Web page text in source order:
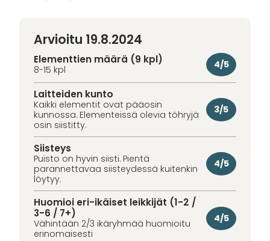
Arvioitu 19.8.2024
Elementtien määrä (9 kpl)
8-15 kpl 4/5
Laitteiden kunto
Kaikki elementit ovat pääosin
kunnossa. Elementeissä olevia töhryjä
osin siistitty.
3/5
Siisteys
Puisto on hyvin siisti. Pientä
parannettavaa siisteydessä kuitenkin
löytyy.
4/5
Huomioi eri-ikäiset leikkijät (1-2 /
3-6 / 7+)
Vähintään 2/3 ikäryhmää huomioitu
erinomaisesti
4/5